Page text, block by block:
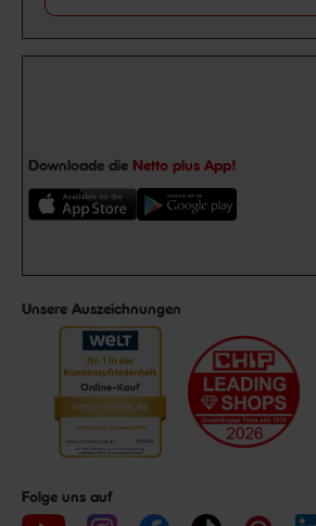
Downloade die Netto plus App!
Unsere Auszeichnungen
Folge uns auf